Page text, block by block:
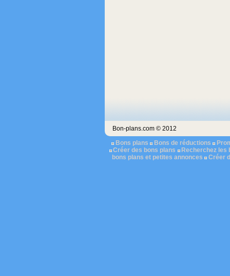
Bon-plans.com © 2012
Bons plans
Bons de réductions
Créer des bons plans
Recherchez les
bons plans et petites annonces
Créer